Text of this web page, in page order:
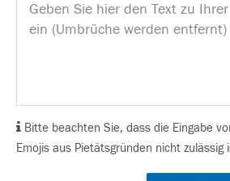
Bitte beachten Sie, dass die Eingabe
Emojis aus Pietätsgründen nicht zulässig